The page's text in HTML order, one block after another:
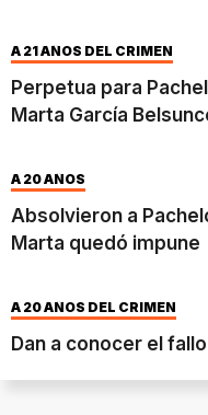
A 21 AÑOS DEL CRIMEN
Perpetua para
Marta García
A 20 AÑOS
Absolvieron a
Marta quedó impune
A 20 AÑOS DEL CRIMEN
Dan a conocer el